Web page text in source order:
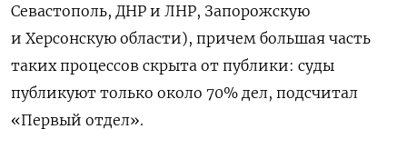
Севастополь, ДНР и ЛНР, Запорожскую
и Херсонскую области), причем большая часть
таких процессов скрыта от публики: суды
публикуют только около 70% дел, подсчитал
«Первый отдел».